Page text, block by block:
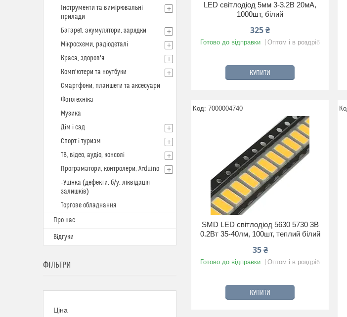
LED світлодіод 5мм 3-3.2В 20мА,
1000шт, білий
325 ₴
Готово до відправки Оптом і в роздріб
КУПИТИ
7000004740
SMD LED світлодіод 5630 5730 3В
0.2Вт 35-40лм, 100шт, теплий білий
35 ₴
Готово до відправки Оптом і в роздріб
КУПИТИ
Інструменти та вимірювальні
прилади
Батареї, акумулятори, зарядки
Мікросхеми, радіодеталі
Краса, здоров'я
Комп'ютери та ноутбуки
Смартфони, планшети та аксесуари
Фототехніка
Музика
Дім і сад
Спорт і туризм
ТВ, відео, аудіо, консолі
Програматори, контролери, Arduino
_Уцінка (дефекти, б/у, ліквідація
залишків)
Торгове обладнання
Про нас
Відгуки
ФІЛЬТРИ
Ціна